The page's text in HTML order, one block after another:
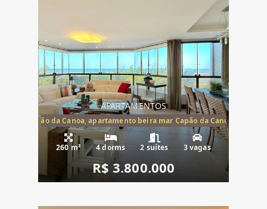
APARTAMENTOS
mar Capão da Canoa, apartamento beira mar Capão da Canoa,
260 m² 4 dorms 2 suítes 3 vagas
R$ 3.800.000